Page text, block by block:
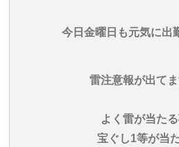
今日金曜日も元気に出
雷注意報が出て
よく雷が当た
宝ぐし1等が当